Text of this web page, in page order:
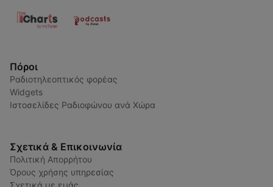
Πόροι
Ραδιοτηλεοπτικός φορέας
Widgets
Ιστοσελίδες Ραδιοφώνου ανά Χώρα
Σχετικά & Επικοινωνία
Πολιτική Απορρήτου
Όρους χρήσης υπηρεσίας